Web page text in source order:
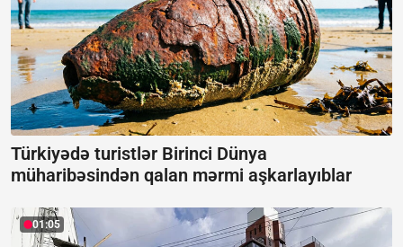
Türkiyədə turistlər Birinci Dünya
müharibəsindən qalan mərmi aşkarlayıblar
01:05